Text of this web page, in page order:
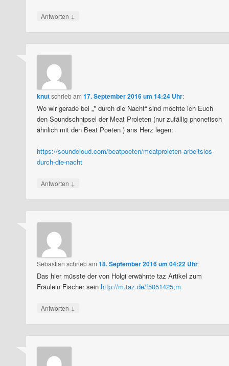
Antworten ↓
knutschriebam17. September 2016 um 14:24 Uhr:
Wo wir gerade bei „* durch die Nacht“ sind möchte ich Euch
den Soundschnipsel der Meat Proleten (nur zufällig phonetisch
ähnlich mit den Beat Poeten ) ans Herz legen:
https://soundcloud.com/beatpoeten/meatproleten-arbeitslos-
durch-die-nacht
Antworten ↓
Sebastian schriebam18. September 2016 um 04:22 Uhr:
Das hier müsste der von Holgi erwähnte taz Artikel zum
Fräulein Fischer sein http://m.taz.de/!5051425;m
Antworten ↓